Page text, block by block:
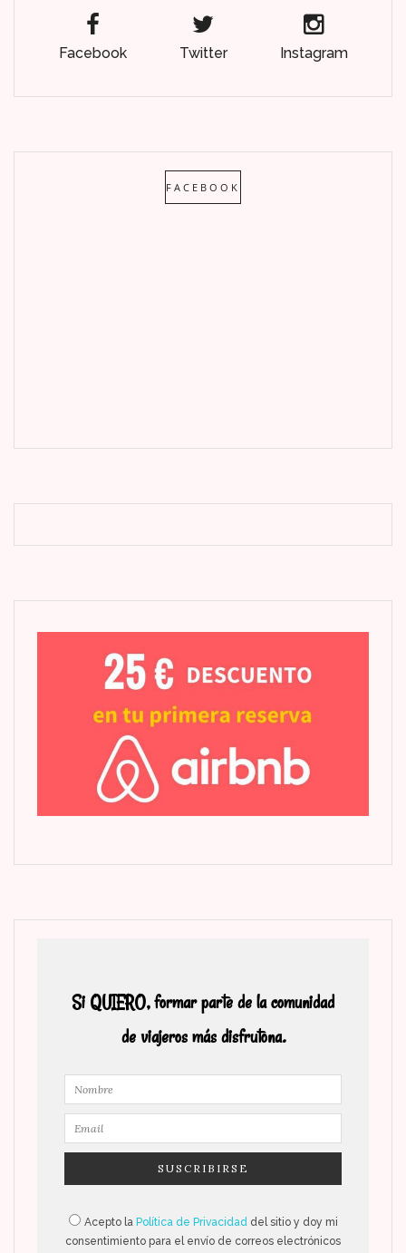
Facebook Twitter Instagram
FACEBOOK
Si QUIERO, formar parte de la comunidad
de viajeros más disfrutona.
Acepto la Política de Privacidad del sitio y doy mi
consentimiento para el envío de correos electrónicos